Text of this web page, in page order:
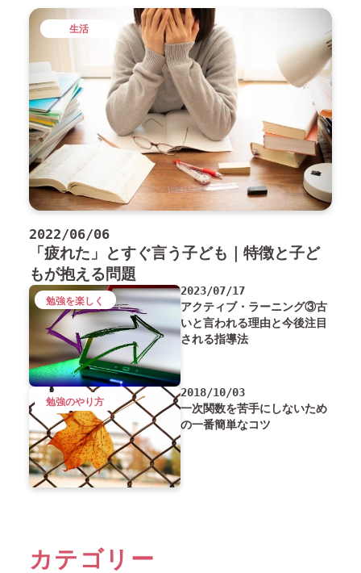
2022/06/06
「疲れた」とすぐ言う子ども｜特徴と子ど
もが抱える問題
生活
2023/07/17
アクティブ・ラーニング③古
いと言われる理由と今後注目
される指導法
勉強を楽しく
2018/10/03
一次関数を苦手にしないため
の一番簡単なコツ
勉強のやり方
カテゴリー